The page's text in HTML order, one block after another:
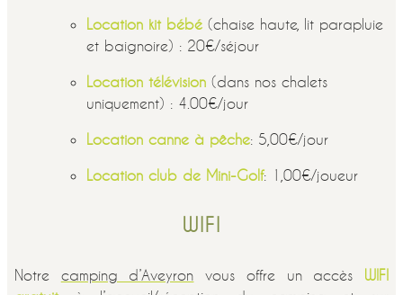
Location kit bébé (chaise haute, lit parapluie
et baignoire) : 20€/séjour
Location télévision (dans nos chalets
uniquement) : 4.00€/jour
Location canne à pêche: 5,00€/jour
Location club de Mini-Golf: 1,00€/joueur
WIFI
Notre camping d’Aveyron vous offre un accès WIFI